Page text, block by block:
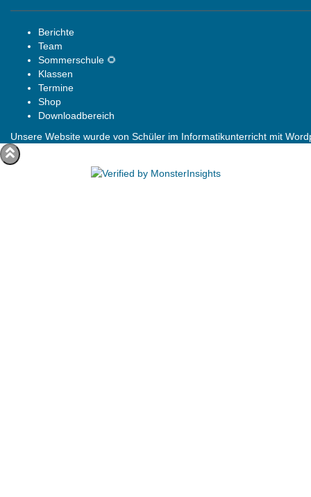
Berichte
Team
Sommerschule 🌻
Klassen
Termine
Shop
Downloadbereich
Unsere Website wurde von Schüler im Informatikunterricht mit